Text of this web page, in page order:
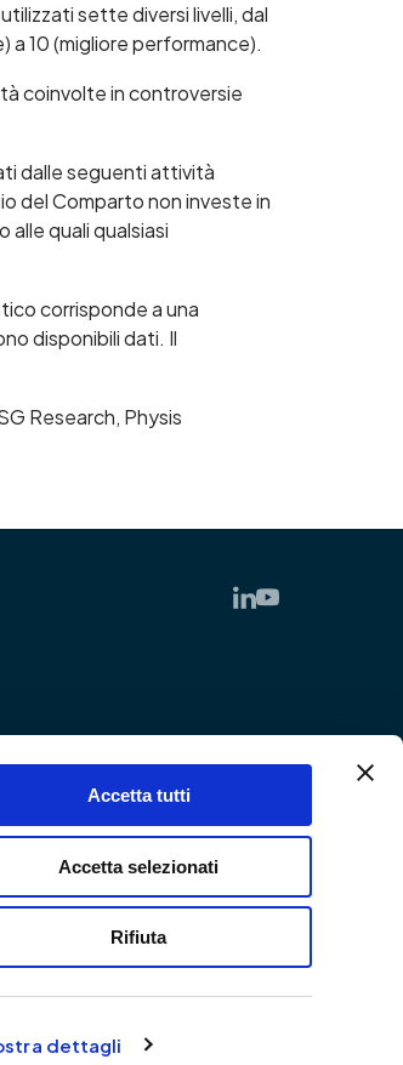
dettagli
Accetta tutti
Accetta selezionati
Rifiuta
sette diversi livelli, dal
a 10 (migliore performance).
coinvolte in controversie
dalle seguenti attività
del Comparto non investe in
quali qualsiasi
corrisponde a una
disponibili dati. Il
Research, Physis